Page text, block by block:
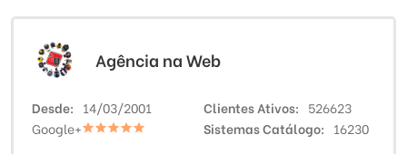
Agência na Web
Desde 14/03/2001 Clientes Ativos
526623
Google+
Sistemas Catálogo 16230